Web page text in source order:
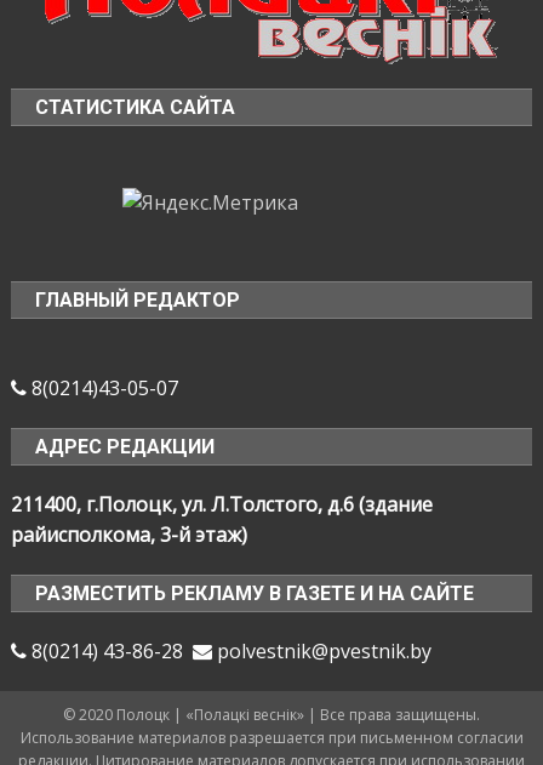
СТАТИСТИКА САЙТА
ГЛАВНЫЙ РЕДАКТОР
8(0214)43-05-07
АДРЕС РЕДАКЦИИ
211400, г.Полоцк, ул. Л.Толстого, д.6 (здание
райисполкома, 3-й этаж)
РАЗМЕСТИТЬ РЕКЛАМУ В ГАЗЕТЕ И НА САЙТЕ
8(0214) 43-86-28 polvestnik@pvestnik.by
© 2020 Полоцк | «Полацкі веснік» | Все права защищены.
Использование материалов разрешается при письменном согласии
редакции. Цитирование материалов допускается при использовании